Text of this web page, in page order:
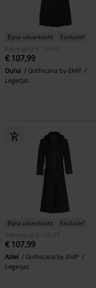
Bijna uitverkocht
Exclusief
Adviesprijs
€ 109,99
€ 107,99
Duna
Gothicana by EMP
Legerjas
Bijna uitverkocht
Exclusief
Adviesprijs
€ 109,99
€ 107,99
Aziel
Gothicana by EMP
Legerjas